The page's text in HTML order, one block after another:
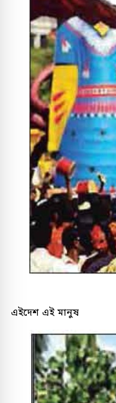
এইদেশ এই মানুষ